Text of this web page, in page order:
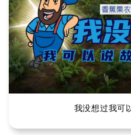
我没想过我可